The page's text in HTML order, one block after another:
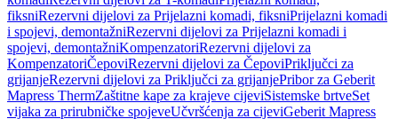
fiksniRezervni dijelovi za Prijelazni komadi, fiksniPrijelazni komadi
i spojevi, demontažniRezervni dijelovi za Prijelazni komadi i
spojevi, demontažniKompenzatoriRezervni dijelovi za
KompenzatoriČepoviRezervni dijelovi za ČepoviPriključci za
grijanjeRezervni dijelovi za Priključci za grijanjePribor za Geberit
Mapress ThermZaštitne kape za krajeve cijeviSistemske brtveSet
vijaka za prirubničke spojeveUčvršćenja za cijeviGeberit Mapress